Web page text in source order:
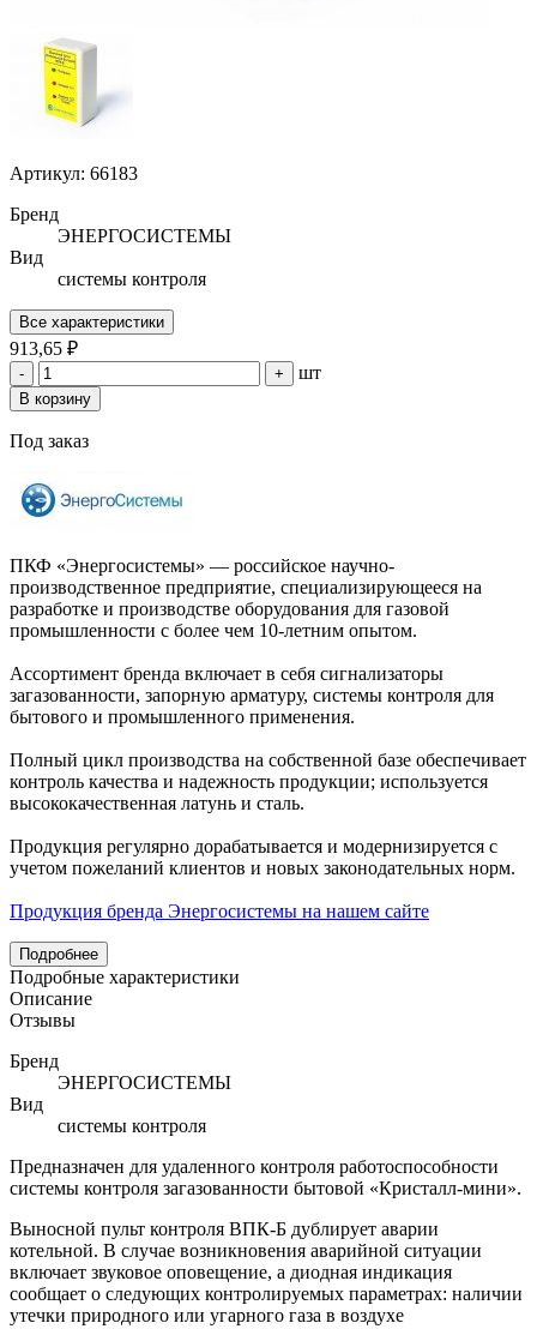
Артикул: 66183
Бренд
ЭНЕРГОСИСТЕМЫ
Вид
системы контроля
Все характеристики
913,65 ₽
- + шт
В корзину
Под заказ
ПКФ «Энергосистемы» — российское научно-
производственное предприятие, специализирующееся на
разработке и производстве оборудования для газовой
промышленности с более чем 10-летним опытом.
Ассортимент бренда включает в себя сигнализаторы
загазованности, запорную арматуру, системы контроля для
бытового и промышленного применения.
Полный цикл производства на собственной базе обеспечивает
контроль качества и надежность продукции; используется
высококачественная латунь и сталь.
Продукция регулярно дорабатывается и модернизируется с
учетом пожеланий клиентов и новых законодательных норм.
Продукция бренда Энергосистемы на нашем сайте
Подробнее
Подробные характеристики
Описание
Отзывы
Бренд
ЭНЕРГОСИСТЕМЫ
Вид
системы контроля
Предназначен для удаленного контроля работоспособности
системы контроля загазованности бытовой «Кристалл-мини».
Выносной пульт контроля ВПК-Б дублирует аварии
котельной. В случае возникновения аварийной ситуации
включает звуковое оповещение, а диодная индикация
сообщает о следующих контролируемых параметрах: наличии
утечки природного или угарного газа в воздухе